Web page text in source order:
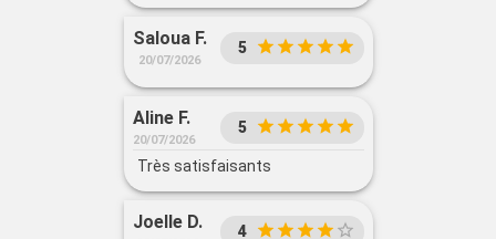
Saloua F.
20/07/2026
5
Aline F.
20/07/2026
5
Très satisfaisants
Joelle D. 4